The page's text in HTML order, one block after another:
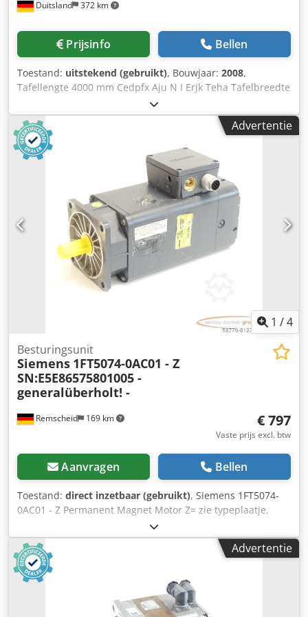
Duitsland 372 km
Prijsinfo Bellen
Toestand: uitstekend (gebruikt), Bouwjaar: 2008,
Tafellengte 4000 mm Cedpfx Aju N I Erjk Teha Tafelbreedte
1500 mm Branderkoppen 1 SIEMENS 840D-besturing
Vermogen 6000 watt Snelheid 10 m/min Gewicht van de
machine ca. 19 ton Benodigde ruimte: ca. 9,5 x 7,3 x 3,1 m
Deze Trumpf TrueLaser Cell (TLC) 7040 met 6 KW is een 5-
assige lasermachine. Beschrijving: - Maximaal plaatdikte:
ST: 20 mm / VA: 20 mm / AL: 15 mm - Gesloten
machinekamer - Laser TruFlow 6000 - ADC-snijkop -
Positioneringslaserdiode - Hangend bedieningspaneel
stationair, draaibaar - Onderwijspaneel - Magnetische
koppeling, hoofddetectie - Laservermogensregeling -
Prestatiecycli - Laserlassen
Advertentie
1 /4
Remscheid 169 km
Besturingsunit
Siemens 1FT5074-0AC01 - Z
SN:E5E86575801005 -
generalüberholt! -
€ 797
Vaste prijs excl. btw
Aanvragen Bellen
Toestand: direct inzetbaar (gebruikt), Siemens 1FT5074-
0AC01 - Z Permanent Magnet Motor Z= zie typeplaatje,
SN:E5E86575801005, de motor is bij Siemens gereviseerd
en daarna lange tijd opgeslagen geweest, gebruikt,
normale slijtage, 100% functioneel, leveringsomvang
conform foto's Chedpoi D Svlefx Ak Tea
Advertentie